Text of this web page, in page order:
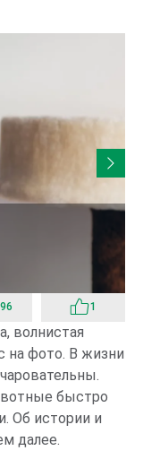
1
волнистая
на фото. В жизни
быстро
Об истории и
далее.